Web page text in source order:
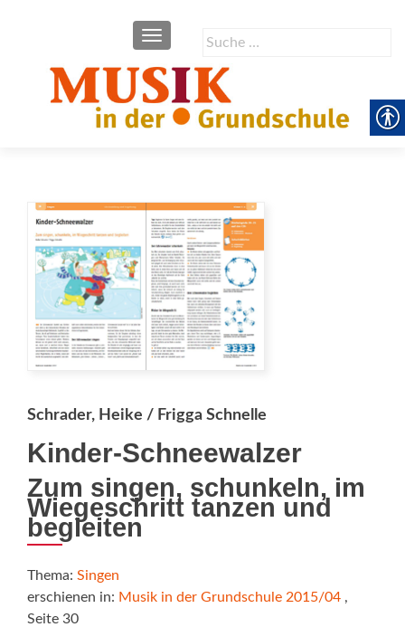
Suche
SCHALTE NAVIGATION
Schrader, Heike / Frigga Schnelle
Kinder-Schneewalzer
Zum singen, schunkeln, im
Wiegeschritt tanzen und
begleiten
Thema: Singen
erschienen in: Musik in der Grundschule 2015/04 ,
Seite 30